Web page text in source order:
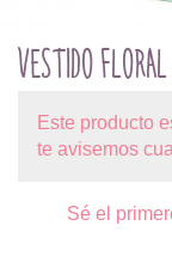
VESTIDO
Este producto
te avisemos
Sé el